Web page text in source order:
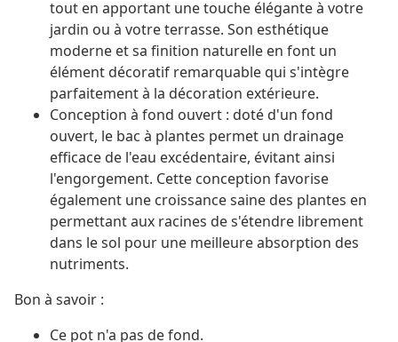
tout en apportant une touche élégante à votre
jardin ou à votre terrasse. Son esthétique
moderne et sa finition naturelle en font un
élément décoratif remarquable qui s'intègre
parfaitement à la décoration extérieure.
Conception à fond ouvert : doté d'un fond
ouvert, le bac à plantes permet un drainage
efficace de l'eau excédentaire, évitant ainsi
l'engorgement. Cette conception favorise
également une croissance saine des plantes en
permettant aux racines de s'étendre librement
dans le sol pour une meilleure absorption des
nutriments.
Bon à savoir :
Ce pot n'a pas de fond.